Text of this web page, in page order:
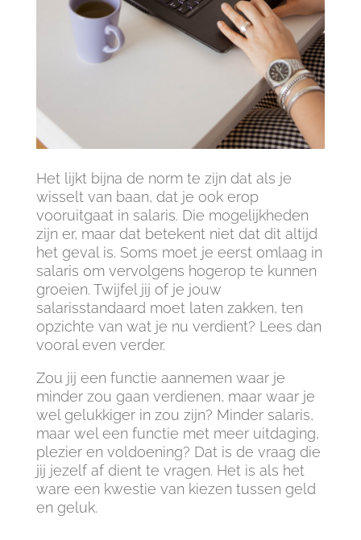
Het lijkt bijna de norm te zijn dat als je
wisselt van baan, dat je ook erop
vooruitgaat in salaris. Die mogelijkheden
zijn er, maar dat betekent niet dat dit altijd
het geval is. Soms moet je eerst omlaag in
salaris om vervolgens hogerop te kunnen
groeien. Twijfel jij of je jouw
salarisstandaard moet laten zakken, ten
opzichte van wat je nu verdient? Lees dan
vooral even verder.
Zou jij een functie aannemen waar je
minder zou gaan verdienen, maar waar je
wel gelukkiger in zou zijn? Minder salaris,
maar wel een functie met meer uitdaging,
plezier en voldoening? Dat is de vraag die
jij jezelf af dient te vragen. Het is als het
ware een kwestie van kiezen tussen geld
en geluk.